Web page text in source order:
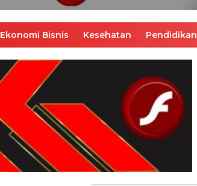
Ekonomi Bisnis Kesehatan Pendidikan